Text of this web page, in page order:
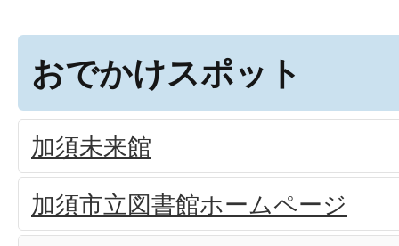
おでかけスポット
加須未来館
加須市立図書館ホームページ